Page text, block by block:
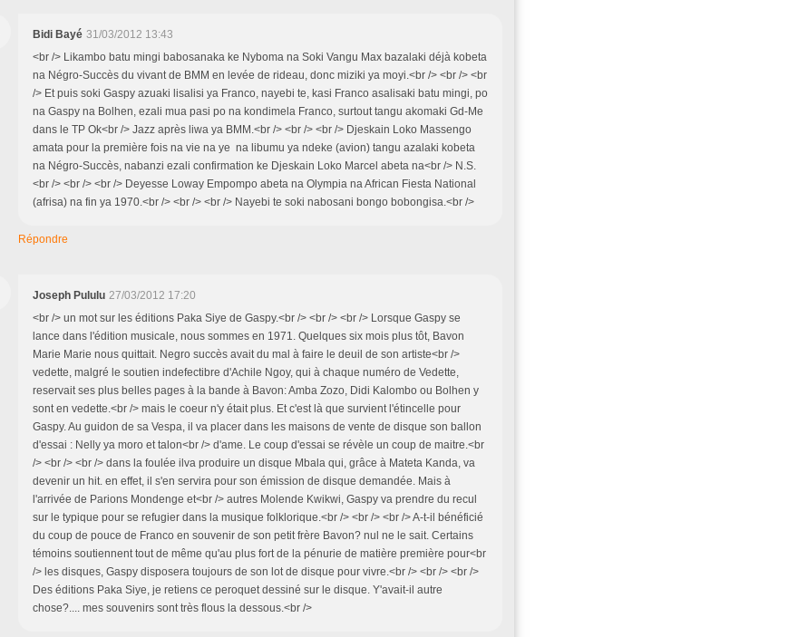
Bidi Bayé 31/03/2012 13:43
<br /> Likambo batu mingi babosanaka ke Nyboma na Soki Vangu Max bazalaki déjà kobeta
na Négro-Succès du vivant de BMM en levée de rideau, donc miziki ya moyi.<br /> <br /> <br
/> Et puis soki Gaspy azuaki lisalisi ya Franco, nayebi te, kasi Franco asalisaki batu mingi, po
na Gaspy na Bolhen, ezali mua pasi po na kondimela Franco, surtout tangu akomaki Gd-Me
dans le TP Ok<br /> Jazz après liwa ya BMM.<br /> <br /> <br /> Djeskain Loko Massengo
amata pour la première fois na vie na ye na libumu ya ndeke (avion) tangu azalaki kobeta
na Négro-Succès, nabanzi ezali confirmation ke Djeskain Loko Marcel abeta na<br /> N.S.
<br /> <br /> <br /> Deyesse Loway Empompo abeta na Olympia na African Fiesta National
(afrisa) na fin ya 1970.<br /> <br /> <br /> Nayebi te soki nabosani bongo bobongisa.<br />
Répondre
Joseph Pululu 27/03/2012 17:20
<br /> un mot sur les éditions Paka Siye de Gaspy.<br /> <br /> <br /> Lorsque Gaspy se
lance dans l'édition musicale, nous sommes en 1971. Quelques six mois plus tôt, Bavon
Marie Marie nous quittait. Negro succès avait du mal à faire le deuil de son artiste<br />
vedette, malgré le soutien indefectibre d'Achile Ngoy, qui à chaque numéro de Vedette,
reservait ses plus belles pages à la bande à Bavon: Amba Zozo, Didi Kalombo ou Bolhen y
sont en vedette.<br /> mais le coeur n'y était plus. Et c'est là que survient l'étincelle pour
Gaspy. Au guidon de sa Vespa, il va placer dans les maisons de vente de disque son ballon
d'essai : Nelly ya moro et talon<br /> d'ame. Le coup d'essai se révèle un coup de maitre.<br
/> <br /> <br /> dans la foulée ilva produire un disque Mbala qui, grâce à Mateta Kanda, va
devenir un hit. en effet, il s'en servira pour son émission de disque demandée. Mais à
l'arrivée de Parions Mondenge et<br /> autres Molende Kwikwi, Gaspy va prendre du recul
sur le typique pour se refugier dans la musique folklorique.<br /> <br /> <br /> A-t-il bénéficié
du coup de pouce de Franco en souvenir de son petit frère Bavon? nul ne le sait. Certains
témoins soutiennent tout de même qu'au plus fort de la pénurie de matière première pour<br
/> les disques, Gaspy disposera toujours de son lot de disque pour vivre.<br /> <br /> <br />
Des éditions Paka Siye, je retiens ce peroquet dessiné sur le disque. Y'avait-il autre
chose?.... mes souvenirs sont très flous la dessous.<br />